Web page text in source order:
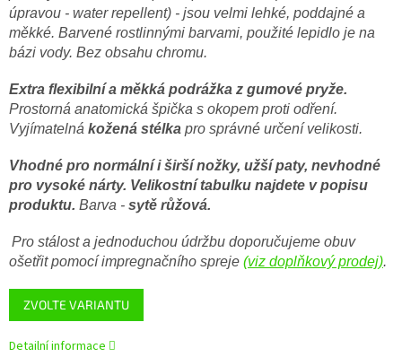
ZVOLTE VARIANTU
úpravou - water repellent) - jsou velmi lehké, poddajné a
měkké. Barvené rostlinnými barvami, použité lepidlo je na
bázi vody. Bez obsahu chromu.
Extra flexibilní a měkká podrážka z gumové pryže.
Prostorná anatomická špička s okopem proti odření.
Vyjímatelná kožená stélka pro správné určení velikosti.
Vhodné pro normální i širší nožky, užší paty, nevhodné
pro vysoké nárty. Velikostní tabulku najdete v popisu
produktu. Barva - sytě růžová.
Pro stálost a jednoduchou údržbu doporučujeme obuv
ošetřit pomocí impregnačního spreje (viz doplňkový prodej).
Detailní informace